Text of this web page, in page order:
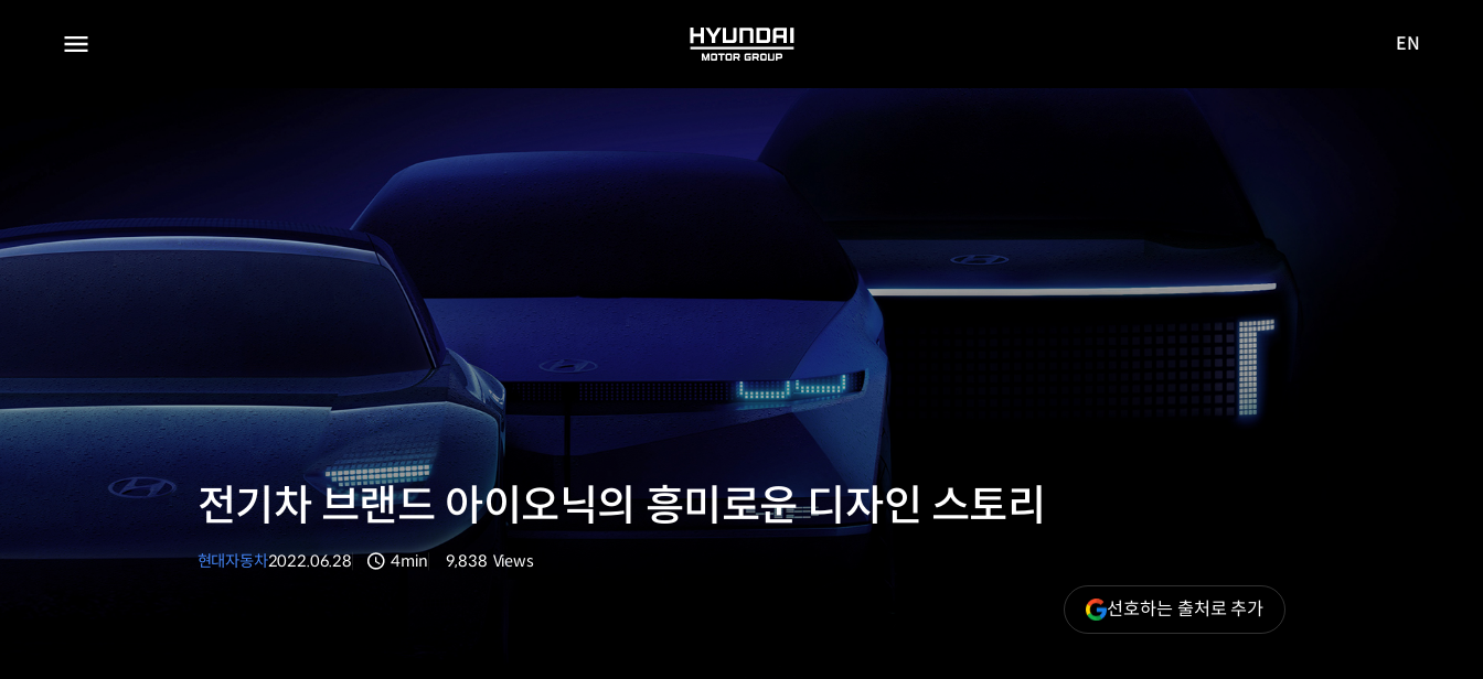
HYUNDAI
MOTOR
EN
전기차 브랜드 아이오닉의 흥미로운 디자인 스토리
현대자동차2022.06.28 4min 9,838 Views
선호하는 출처로 추가(새
창